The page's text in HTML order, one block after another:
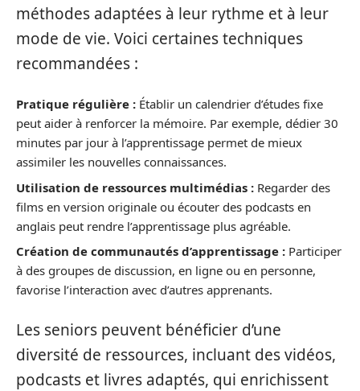
méthodes adaptées à leur rythme et à leur
mode de vie. Voici certaines techniques
recommandées :
Pratique régulière : Établir un calendrier d’études fixe
peut aider à renforcer la mémoire. Par exemple, dédier 30
minutes par jour à l’apprentissage permet de mieux
assimiler les nouvelles connaissances.
Utilisation de ressources multimédias : Regarder des
films en version originale ou écouter des podcasts en
anglais peut rendre l’apprentissage plus agréable.
Création de communautés d’apprentissage : Participer
à des groupes de discussion, en ligne ou en personne,
favorise l’interaction avec d’autres apprenants.
Les seniors peuvent bénéficier d’une
diversité de ressources, incluant des vidéos,
podcasts et livres adaptés, qui enrichissent